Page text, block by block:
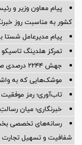
پیام معاون وزیر و
کشور به مناسبت روز
پیام مدیرعامل شستا
تمرکز هلدینگ
جهش ۲۲۴۴ درصدی صادرات شرکت کربن ایران
موشک‌هایی که به
تاب‌آوری؛ رمز
خبرنگاری؛ میان
رسانه‌های تخصصی
شفافیت و تسهیل تجارت